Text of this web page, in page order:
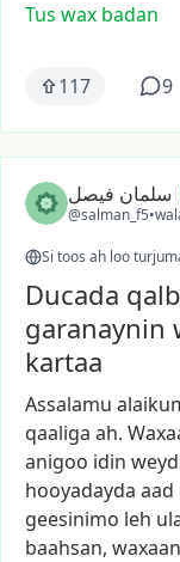
Tus wax badan
117 9
سلمان فیصل
@salman_f5•
Si toos ah loo
Ducada
garanaynin
kartaa
Assalamu
qaaliga ah.
anigoo idin
hooyadayda aad
geesinimo leh
baahsan,